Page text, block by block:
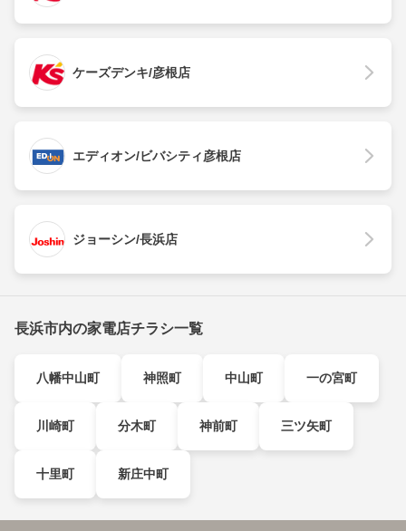
ケーズデンキ/彦根店
エディオン/ビバシティ彦根店
ジョーシン/長浜店
長浜市内の家電店チラシ一覧
八幡中山町 神照町 中山町 一の宮町
川崎町 分木町 神前町 三ツ矢町
十里町 新庄中町